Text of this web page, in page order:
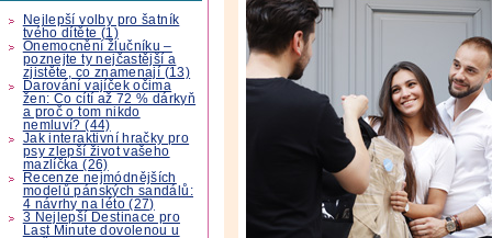
Nejlepší volby pro šatník
tvého dítěte (1)
Onemocnění žlučníku –
poznejte ty nejčastější a
zjistěte, co znamenají (13)
Darování vajíček očima
žen: Co cítí až 72 % dárkyň
a proč o tom nikdo
nemluví? (44)
Jak interaktivní hračky pro
psy zlepší život vašeho
mazlíčka (26)
Recenze nejmódnějších
modelů pánských sandálů:
4 návrhy na léto (27)
3 Nejlepší Destinace pro
Last Minute dovolenou u